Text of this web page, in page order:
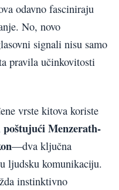
odavno fasciniraju
No, novo
signali nisu samo
pravila učinkovitosti
vrste kitova koriste
poštujući Menzerath-
—dva ključna
ljudsku komunikaciju.
instinktivno